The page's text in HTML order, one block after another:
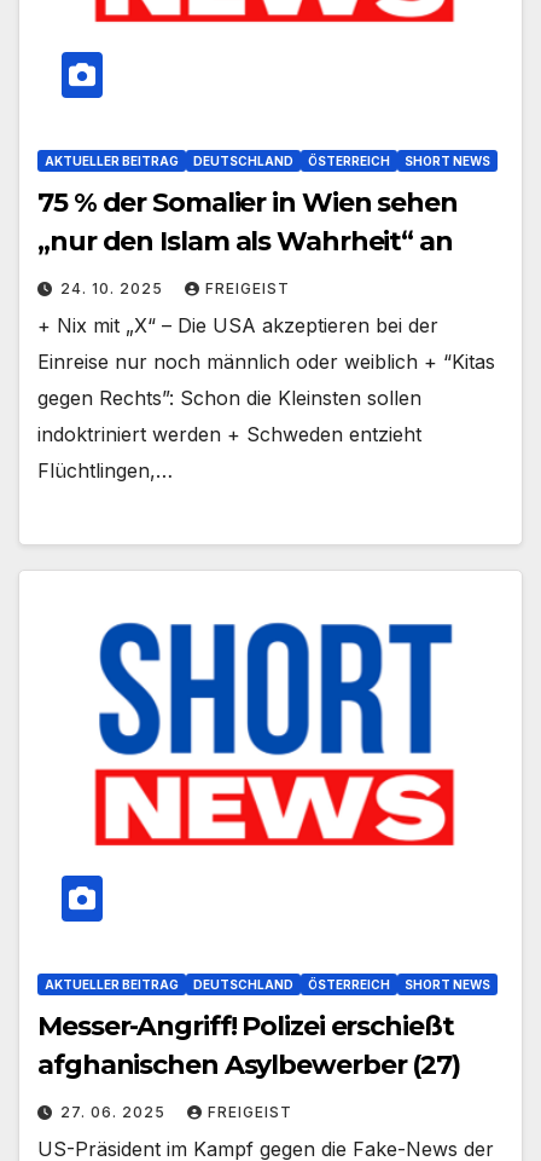
AKTUELLER BEITRAG DEUTSCHLAND ÖSTERREICH SHORT NEWS
75 % der Somalier in Wien sehen
„nur den Islam als Wahrheit“ an
24. 10. 2025 FREIGEIST
+ Nix mit „X“ – Die USA akzeptieren bei der
Einreise nur noch männlich oder weiblich + “Kitas
gegen Rechts”: Schon die Kleinsten sollen
indoktriniert werden + Schweden entzieht
Flüchtlingen,…
AKTUELLER BEITRAG DEUTSCHLAND ÖSTERREICH SHORT NEWS
Messer-Angriff! Polizei erschießt
afghanischen Asylbewerber (27)
27. 06. 2025 FREIGEIST
US-Präsident im Kampf gegen die Fake-News der